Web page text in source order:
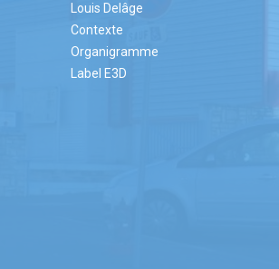
Louis Delâge
Contexte
Organigramme
Label E3D